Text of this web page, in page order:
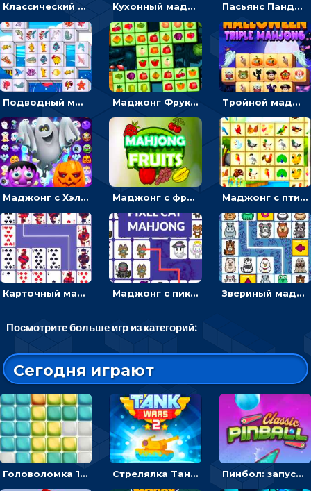
Классический маджонг на время: находить пары одинаковых плиток, чтобы расчищать поле Кухонный маджонг: соединять пары посуды и расчищать поле Пасьянс Панджонг: собирать карты по порядку, чтобы очистить поле
Подводный маджонг: искать и соединять рыбок парами Маджонг Фрукты: тапать и убирать одинаковые плоды Тройной маджонг с ужастиками: отмечать по три плитки и убирать с поля
Маджонг с Хэллоуином: искать пару для ужастиков, чтобы очистить поле Маджонг с фруктами: соединить плоды линией и убрать с поля Маджонг с птицами: соединять пернатых, чтобы освобождать поле
Карточный маджонг: найти две одинаковые масти и соединить Маджонг с пиксельными котиками: находить пару или проводить линию Звериный маджонг: находить одинаковых животных, чтобы соединять линиями
Посмотрите больше игр из категорий:
Сегодня играют
Головоломка 10х10 Стрелялка Танковые войны: бить по танку врага, чтобы уничтожить зло Пинбол: запускать шарик, чтобы выбивать очки